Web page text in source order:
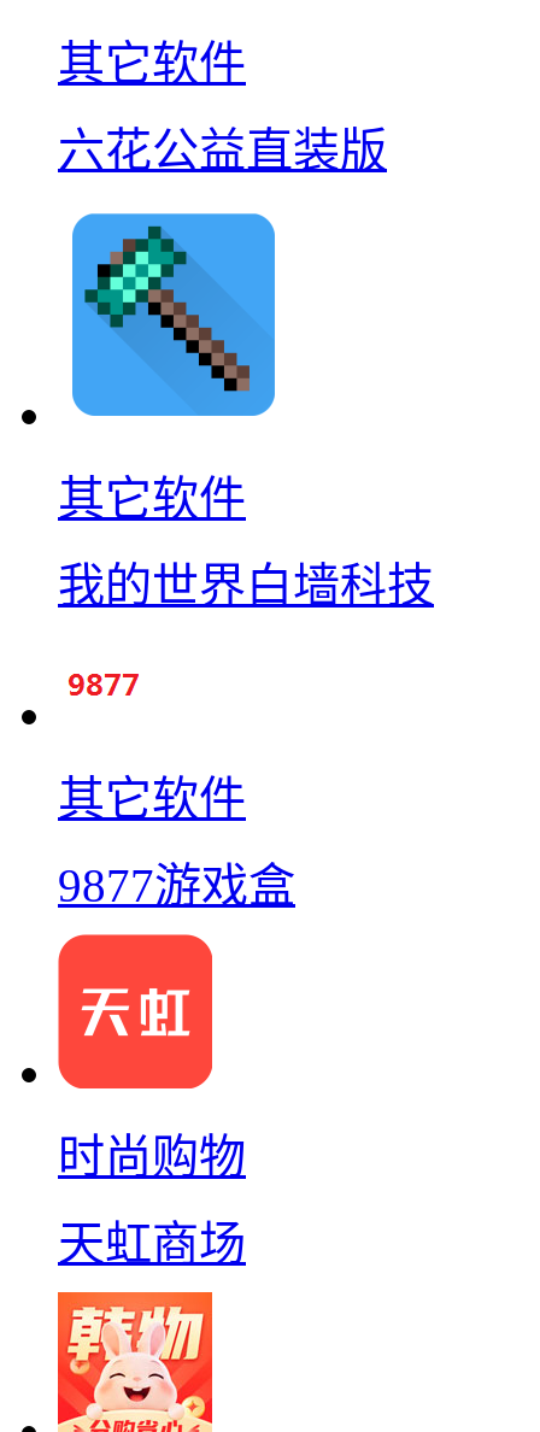
其它软件
六花公益直装版
其它软件
我的世界白墙科技
其它软件
9877游戏盒
时尚购物
天虹商场